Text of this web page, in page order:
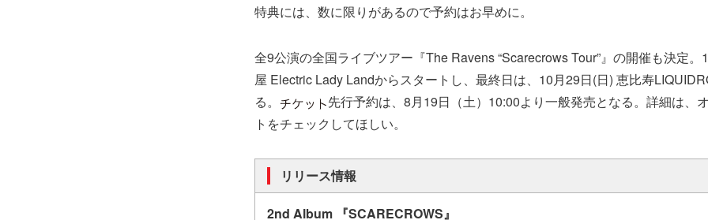
特典には、数に限りがあるので予約はお早めに。
全9公演の全国ライブツアー『The Ravens “Scarecrows Tour”』の開催も決定。
屋 Electric Lady Landからスタートし、最終日は、10月29日(日) 恵比寿
る。
先行予約は、8月19日（土）10:00より一般発売となる。詳細は、
トをチェックしてほしい。
リリース情報
2nd Album 『SCARECROWS』